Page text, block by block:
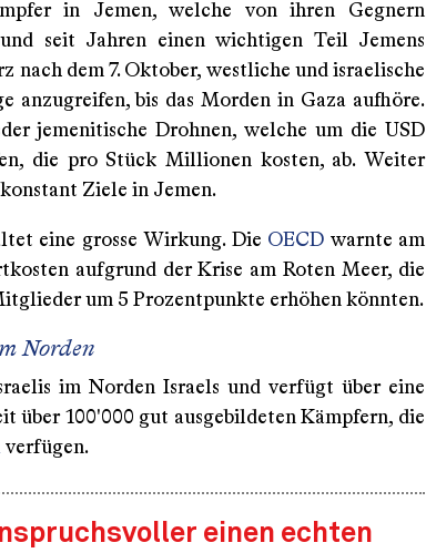
in Jemen, welche von ihren Gegnern
seit Jahren einen wichtigen Teil Jemens
dem 7. Oktober, westliche und israelische
anzugreifen, bis das Morden in Gaza aufhöre.
jemenitische Drohnen, welche um die USD
die pro Stück Millionen kosten, ab. Weiter
Ziele in Jemen.
eine grosse Wirkung. Die OECD warnte am
aufgrund der Krise am Roten Meer, die
um 5 Prozentpunkte erhöhen könnten.
Norden
im Norden Israels und verfügt über eine
über 100'000 gut ausgebildeten Kämpfern, die
verfügen.
einen echten